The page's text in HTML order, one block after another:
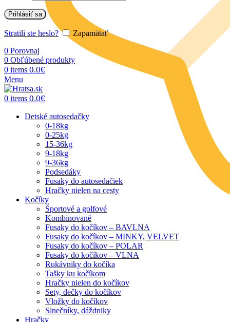
Prihlásiť sa
Stratili ste heslo?
Zapamätať
0 Porovnaj
0 Obľúbené produkty
0 items 0.0€
Menu
0 items 0.0€
Detské autosedačky
0-18kg
0-25kg
15-36kg
9-18kg
9-36kg
Podsedáky
Fusaky do autosedačiek
Hračky nielen na cesty
Kočíky
Športové a golfové
Kombinované
Fusaky do kočíkov – BAVLNA
Fusaky do kočíkov – MINKY, VELVET
Fusaky do kočíkov – POLAR
Fusaky do kočíkov – VLNA
Rukávniky do kočíka
Tašky ku kočíkom
Hračky nielen do kočíkov
Sety, dečky do kočíkov
Vložky do kočíkov
Slnečníky, dáždniky
Hračky